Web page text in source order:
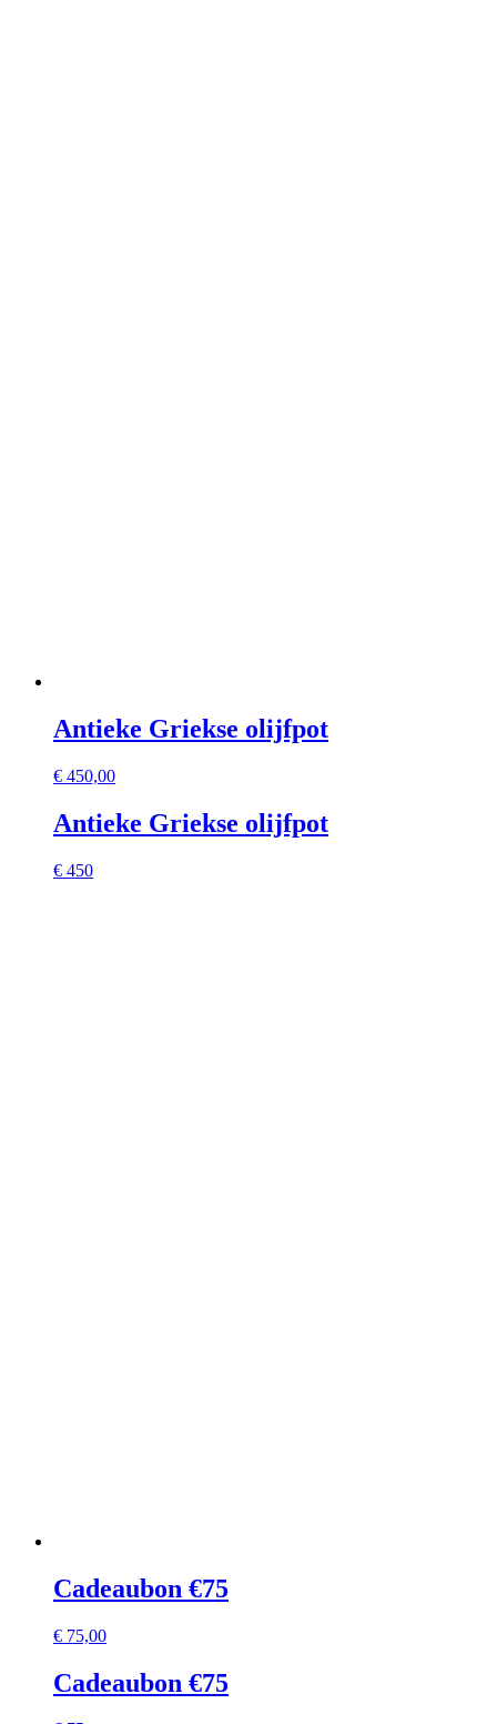
Antieke Griekse olijfpot
€ 450,00
Antieke Griekse olijfpot
€ 450
Cadeaubon €75
€ 75,00
Cadeaubon €75